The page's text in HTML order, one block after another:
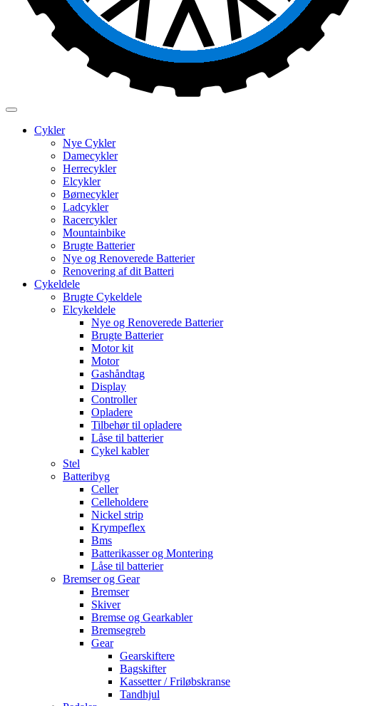
Cykler
Nye Cykler
Damecykler
Herrecykler
Elcykler
Børnecykler
Ladcykler
Racercykler
Mountainbike
Brugte Batterier
Nye og Renoverede Batterier
Renovering af dit Batteri
Cykeldele
Brugte Cykeldele
Elcykeldele
Nye og Renoverede Batterier
Brugte Batterier
Motor kit
Motor
Gashåndtag
Display
Controller
Opladere
Tilbehør til opladere
Låse til batterier
Cykel kabler
Stel
Batteribyg
Celler
Celleholdere
Nickel strip
Krympeflex
Bms
Batterikasser og Montering
Låse til batterier
Bremser og Gear
Bremser
Skiver
Bremse og Gearkabler
Bremsegreb
Gear
Gearskiftere
Bagskifter
Kassetter / Friløbskranse
Tandhjul